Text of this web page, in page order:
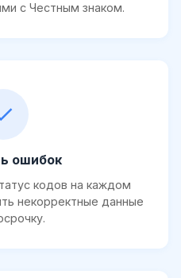
с Честным знаком.
ошибок
кодов на каждом
некорректные данные